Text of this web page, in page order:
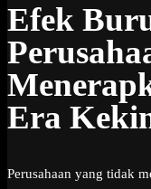
Efek
Era
Perusahaan yang tidak